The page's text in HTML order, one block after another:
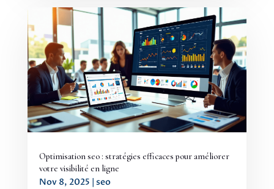
Optimisation seo : stratégies efficaces pour améliorer
votre visibilité en ligne
Nov 8, 2025 seo